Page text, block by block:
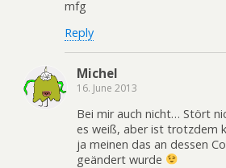
mfg
Reply
Michel
16. June 2013
Bei mir auch nicht… Stört
es weiß, aber ist trotzdem
ja meinen das an dessen
geändert wurde